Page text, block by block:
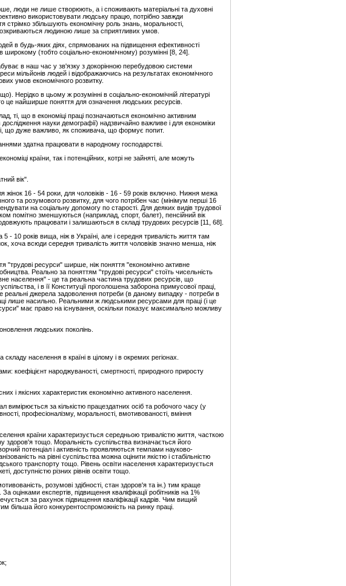
люди не лише створюють, а і споживають матеріальні та духовні
використовувати людську працю, потрібно завжди
стрімко збільшують економічну роль знань, моральності,
людиною лише за сприятливих умов.
в будь-яких діях, спрямованих на підвищення ефективності
(тобто соціально-економічному) розумінні [8, 24].
в наш час у зв'язку з докорінною перебудовою системи
мільйонів людей і відображаючись на результатах економічного
умов економічного розвитку.
Нерідко в цьому ж розумінні в соціально-економічній літературі
це найширше поняття для означення людських ресурсів.
ті, що в економіці праці позначаються економічно активним
науки демографії) надзвичайно важливе і для економіки
і, що дуже важливо, як споживача, що формує попит.
здатна працювати в народному господарстві.
країни, так і потенційних, котрі не зайняті, але можуть
вік".
жінок 16 - 54 роки, для чоловіків - 16 - 59 років включно. Нижня межа
та розумового розвитку, для чого потрібен час (мінімум перші 16
на соціальну допомогу по старості. Для деяких видів трудової
помітно зменшуються (наприклад, спорт, балет), пенсійний вік
працювати і залишаються в складі трудових ресурсів [11, 68].
10 років вища, ніж в Україні, але і середня тривалість життя там
хоча всюди середня тривалість життя чоловіків значно менша, ніж
"трудові ресурси" ширше, ніж поняття "економічно активне
Реально за поняттям "трудові ресурси" стоїть чисельність
населення" - це та реальна частина трудових ресурсів, що
і в її Конституції проголошена заборона примусової праці,
джерела задоволення потреби (в даному випадку - потреби в
лише насильно. Реальними ж людськими ресурсами для праці (і це
має право на існування, оскільки показує максимально можливу
людських поколінь.
населення в країні в цілому і в окремих регіонах.
коефіцієнт народжуваності, смертності, природного приросту
і якісних характеристик економічно активного населення.
вимірюється за кількістю працездатних осіб та робочого часу (у
професіоналізму, моральності, вмотивованості, вміння
країни характеризується середньою тривалістю життя, часткою
здоров'я тощо. Моральність суспільства визначається його
потенціал і активність проявляються темпами науково-
на рівні суспільства можна оцінити якістю і стабільністю
транспорту тощо. Рівень освіти населення характеризується
доступністю різних рівнів освіти тощо.
розумові здібності, стан здоров'я та ін.) тим краще
оцінками експертів, підвищення кваліфікації робітників на 1%
за рахунок підвищення кваліфікації кадрів. Чим вищий
більша його конкурентоспроможність на ринку праці.